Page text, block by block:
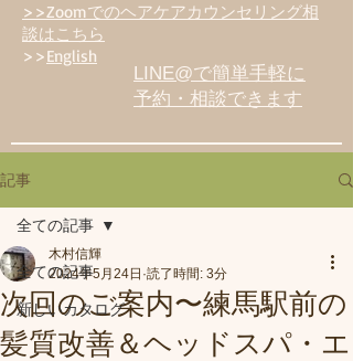
>>Zoomでのヘアケアカウンセリング相
談はこちら
>>English
LINE@で簡単手軽に
予約・相談できます
記事
全ての記事
新しいカタログ
全ての記事
次回のご案内〜練馬駅前の
髪質改善＆ヘッドスパ・エ
木村信輝
2024年5月24日 読了時間: 3分